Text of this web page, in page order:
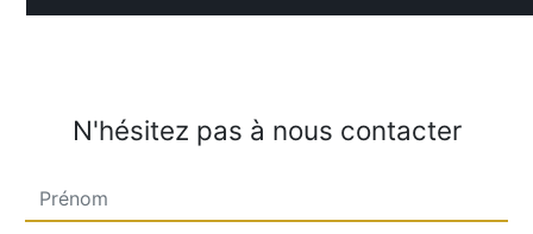
N'hésitez pas à nous contacter